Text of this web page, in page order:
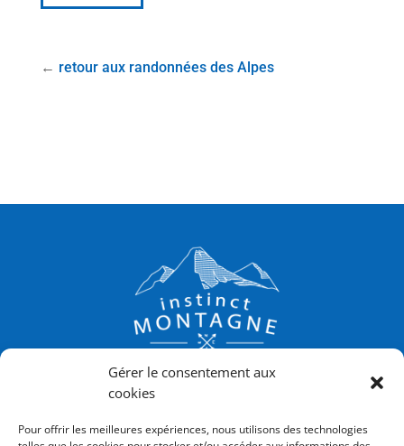
Gérer le consentement aux
cookies
Pour offrir les meilleures expériences, nous utilisons des technologies
← retour aux randonnées des Alpes
Instinct Montagne
06 30 09 29 81